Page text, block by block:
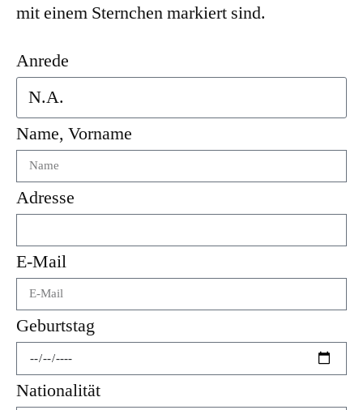
mit einem Sternchen markiert sind.
Anrede
Name, Vorname
Adresse
E-Mail
Geburtstag
Nationalität